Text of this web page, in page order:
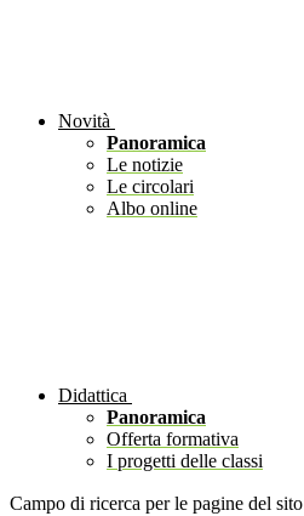
Novità
Panoramica
Le notizie
Le circolari
Albo online
Didattica
Panoramica
Offerta formativa
I progetti delle classi
Campo di ricerca per le pagine del sito